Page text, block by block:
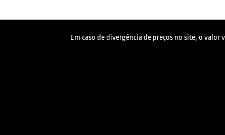
Em caso de divergência de preços no site, o valor